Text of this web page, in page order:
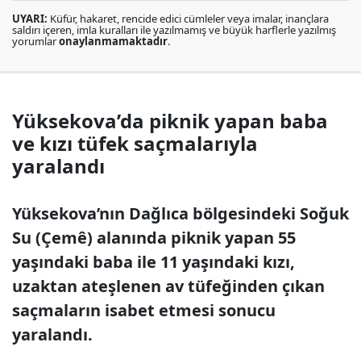
UYARI: Küfür, hakaret, rencide edici cümleler veya imalar, inançlara
saldırı içeren, imla kuralları ile yazılmamış ve büyük harflerle yazılmış
yorumlaronaylanmamaktadır.
Yüksekova’da piknik yapan baba
ve kızı tüfek saçmalarıyla
yaralandı
Yüksekova’nın Dağlıca bölgesindeki Soğuk
Su (Çemê) alanında piknik yapan 55
yaşındaki baba ile 11 yaşındaki kızı,
uzaktan ateşlenen av tüfeğinden çıkan
saçmaların isabet etmesi sonucu
yaralandı.